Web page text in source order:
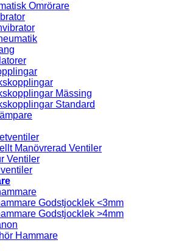
Omrörare
Mässing
Standard
Manövrerad Ventiler
Ventiler
Godstjocklek <3mm
Godstjocklek >4mm
Hammare